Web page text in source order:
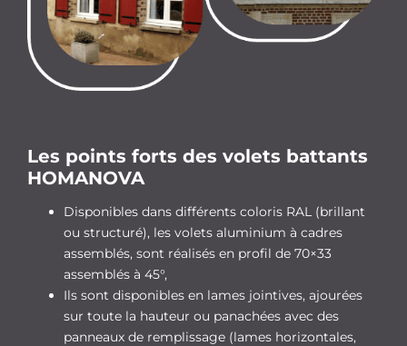
Les points forts des volets battants
HOMANOVA
Disponibles dans différents coloris RAL (brillant
ou structuré), les volets aluminium à cadres
assemblés, sont réalisés en profil de 70×33
assemblés à 45°,
Ils sont disponibles en lames jointives, ajourées
sur toute la hauteur ou panachées avec des
panneaux de remplissage (lames horizontales,